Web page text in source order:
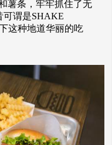
薯条，牢牢抓住了无
可谓是SHAKE
这种地道华丽的吃